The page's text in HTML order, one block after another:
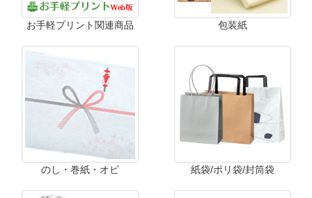
お手軽プリント関連商品 包装紙
のし・巻紙・オビ 紙袋/ポリ袋/封筒袋